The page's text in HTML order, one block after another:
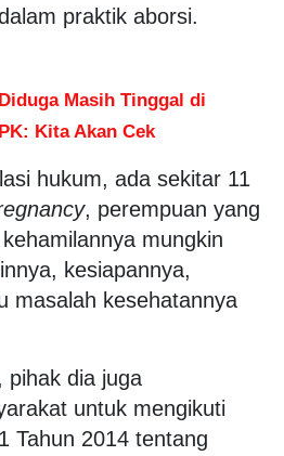
praktik aborsi.
Masih Tinggal di
Kita Akan Cek
hukum, ada sekitar 11
, perempuan yang
mungkin
kesiapannya,
masalah kesehatannya
pihak dia juga
untuk mengikuti
Tahun 2014 tentang